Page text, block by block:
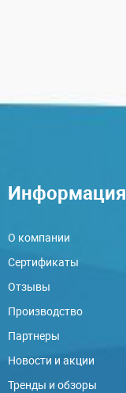
Информация
О компании
Сертификаты
Отзывы
Производство
Партнеры
Новости и акции
Тренды и обзоры